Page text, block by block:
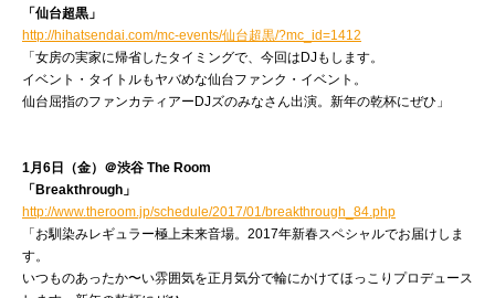
「仙台超黒」
http://hihatsendai.com/mc-events/仙台超黒/?mc_id=1412
「女房の実家に帰省したタイミングで、今回はDJもします。
イベント・タイトルもヤバめな仙台ファンク・イベント。
仙台屈指のファンカティアーDJズのみなさん出演。新年の乾杯にぜひ」
1月6日（金）＠渋谷 The Room
「Breakthrough」
http://www.theroom.jp/schedule/2017/01/breakthrough_84.php
「お馴染みレギュラー極上未来音場。2017年新春スペシャルでお届けしま
す。
いつものあったか〜い雰囲気を正月気分で輪にかけてほっこりプロデュース